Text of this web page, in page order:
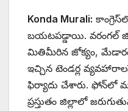
Konda Murali:
బయటపడ్డాయి. వ‌రంగల్
మితిమీరిన జోక్యం, మేడారం
ఇచ్చిన టెండర్ల
ఫిర్యాదు చేశారు. ఫోన్‌లో
ప్రస్తుతం జిల్లాలో